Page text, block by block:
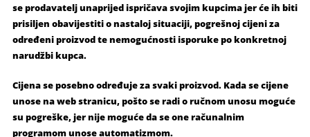
se prodavatelj unaprijed ispričava svojim kupcima jer će ih biti
prisiljen obavijestiti o nastaloj situaciji, pogrešnoj cijeni za
određeni proizvod te nemogućnosti isporuke po konkretnoj
narudžbi kupca.
Cijena se posebno određuje za svaki proizvod. Kada se cijene
unose na web stranicu, pošto se radi o ručnom unosu moguće
su pogreške, jer nije moguće da se one računalnim
programom unose automatizmom.